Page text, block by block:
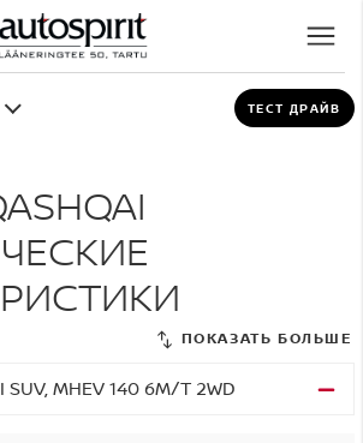
ТЕСТ ДРАЙВ
SUV, MHEV 140 6M/T 2WD